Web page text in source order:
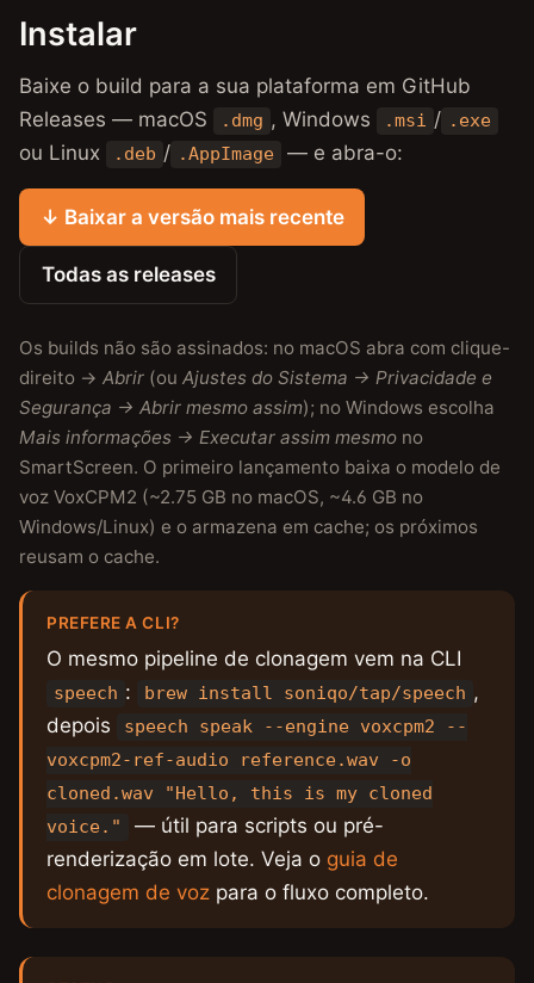
Instalar
Baixe o build para a sua plataforma em GitHub
Releases — macOS
.dmg , Windows .msi / .exe
ou Linux .deb / .AppImage — e abra-o:
↓ Baixar a versão mais recente
Todas as releases
Os builds não são assinados: no macOS abra com clique-
direito → Abrir (ou Ajustes do Sistema → Privacidade e
Segurança → Abrir mesmo assim); no Windows escolha
Mais informações → Executar assim mesmo no
SmartScreen. O primeiro lançamento baixa o modelo de
voz VoxCPM2 (~2.75 GB no macOS, ~4.6 GB no
Windows/Linux) e o armazena em cache; os próximos
reusam o cache.
PREFERE A CLI?
O mesmo pipeline de clonagem vem na CLI
speech : brew install soniqo/tap/speech ,
depois
speech speak --engine voxcpm2 --
voxcpm2-ref-audio reference.wav -o
cloned.wav "Hello, this is my cloned
voice."
— útil para scripts ou pré-
renderização em lote. Veja o guia de
clonagem de voz para o fluxo completo.